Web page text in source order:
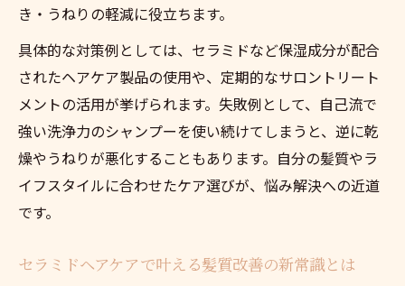
東京都豊島区南池袋で注目の髪質改善サロ
ン
パサつき・うねりケアに役立つアイテム選
び
髪悩み別に実践したい改善アプローチ
東京都豊島区南池袋で選ぶヘアケアの極意
髪質のパサつき・うねりに強いヘアケア選
南池袋で人気のセラミド配合ヘアケアの特
き・うねりの軽減に役立ちます。
具体的な対策例としては、セラミドなど保湿成分が配合
されたヘアケア製品の使用や、定期的なサロントリート
メントの活用が挙げられます。失敗例として、自己流で
強い洗浄力のシャンプーを使い続けてしまうと、逆に乾
燥やうねりが悪化することもあります。自分の髪質やラ
イフスタイルに合わせたケア選びが、悩み解決への近道
です。
セラミドヘアケアで叶える髪質改善の新常識とは